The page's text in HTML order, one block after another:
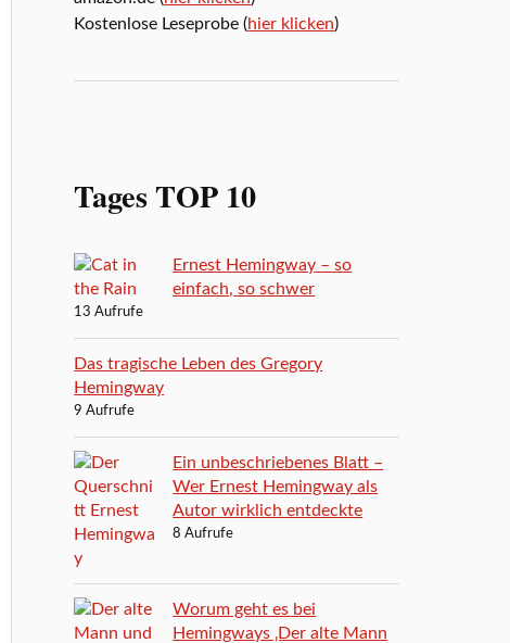
Kostenlose Leseprobe (hier klicken)
Tages TOP 10
Ernest Hemingway – so
einfach, so schwer
13 Aufrufe
Das tragische Leben des Gregory
Hemingway
9 Aufrufe
Ein unbeschriebenes Blatt –
Wer Ernest Hemingway als
Autor wirklich entdeckte
8 Aufrufe
Worum geht es bei
Hemingways ‚Der alte Mann